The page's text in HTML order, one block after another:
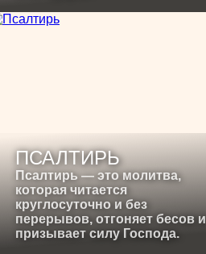
ПСАЛТИРЬ
Псалтирь — это молитва,
которая читается
круглосуточно и без
перерывов, отгоняет бесов и
призывает силу Господа.